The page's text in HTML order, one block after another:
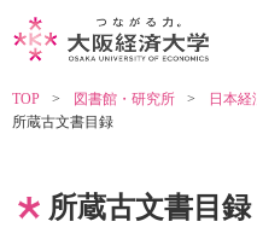
TOP 図書館・研究所 日本経
所蔵古文書目録
所蔵古文書目録